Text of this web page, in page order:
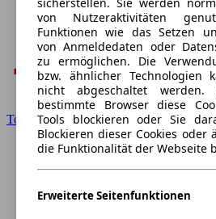
Toyota
von Nutzeraktivitäten
Funktionen wie das Setzen
von Anmeldedaten oder
zu ermöglichen. Die
bzw. ähnlicher Technologien
nicht abgeschaltet werden.
bestimmte Browser diese
Tools blockieren oder Sie
Blockieren dieser Cookies oder
die Funktionalität der Webseite
Erweiterte Seitenfunktionen